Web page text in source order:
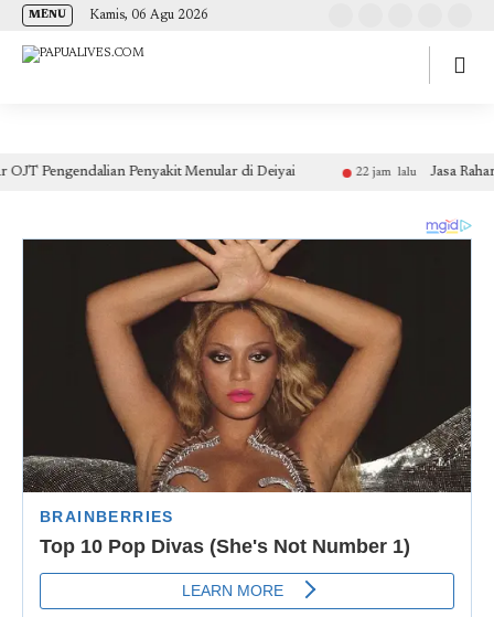
(self.SWG_BASIC = self.SWG_BASIC || []).push( basicSubscriptions => {
basicSubscriptions.init({ type: "NewsArticle", isPartOfType: ["Product"], isPartOfProductId:
MENU Kamis, 06 Agu 2026
Penyakit Menular di Deiyai 22 jam lalu Jasa Raharja DKI